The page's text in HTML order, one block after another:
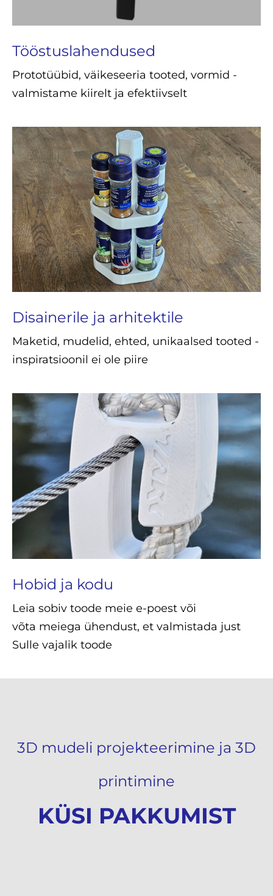
Tööstuslahendused
Prototüübid, väikeseeria tooted, vormid -
valmistame kiirelt ja efektiivselt
Disainerile ja arhitektile
Maketid, mudelid, ehted, unikaalsed tooted -
inspiratsioonil ei ole piire
Hobid ja kodu
Leia sobiv toode meie e-poest või
võta meiega ühendust, et valmistada just
Sulle vajalik toode
3D mudeli projekteerimine ja 3D
printimine
KÜSI PAKKUMIST